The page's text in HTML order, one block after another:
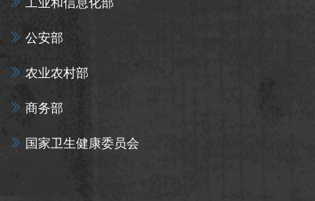
工业和信息化部
公安部
农业农村部
商务部
国家卫生健康委员会